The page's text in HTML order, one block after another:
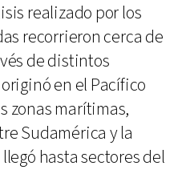
realizado por los
recorrieron cerca de
de distintos
en el Pacífico
zonas marítimas,
Sudamérica y la
hasta sectores del